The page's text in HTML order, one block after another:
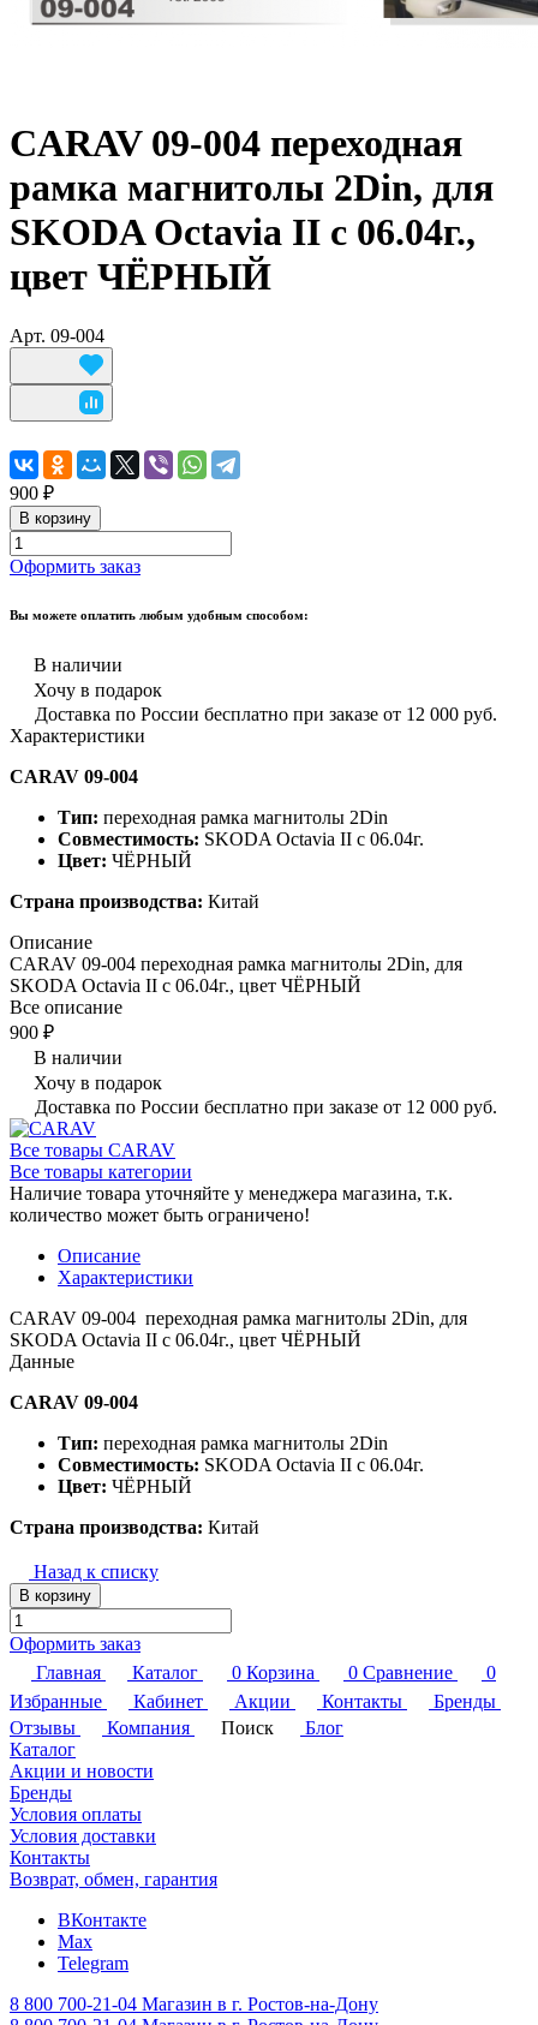
CARAV 09-004 переходная
рамка магнитолы 2Din, для
SKODA Octavia II c 06.04г.,
цвет ЧЁРНЫЙ
Арт. 09-004
900 ₽
В корзину
Оформить заказ
Вы можете оплатить любым удобным способом:
В наличии
Хочу в подарок
Доставка по России бесплатно при заказе от 12 000 руб.
Характеристики
CARAV 09-004
Тип: переходная рамка магнитолы 2Din
Совместимость: SKODA Octavia II с 06.04г.
Цвет: ЧЁРНЫЙ
Страна производства: Китай
Описание
CARAV 09-004 переходная рамка магнитолы 2Din, для
SKODA Octavia II c 06.04г., цвет ЧЁРНЫЙ
Все описание
900 ₽
В наличии
Хочу в подарок
Доставка по России бесплатно при заказе от 12 000 руб.
Все товары CARAV
Все товары категории
Наличие товара уточняйте у менеджера магазина, т.к.
количество может быть ограничено!
Описание
Характеристики
CARAV 09-004 переходная рамка магнитолы 2Din, для
SKODA Octavia II c 06.04г., цвет ЧЁРНЫЙ
Данные
CARAV 09-004
Тип: переходная рамка магнитолы 2Din
Совместимость: SKODA Octavia II с 06.04г.
Цвет: ЧЁРНЫЙ
Страна производства: Китай
Назад к списку
В корзину
Оформить заказ
Главная
Каталог 0 Корзина 0 Сравнение
0
Избранные
Кабинет Акции Контакты
Бренды
Отзывы
Компания Поиск
Блог
Каталог
Акции и новости
Бренды
Условия оплаты
Условия доставки
Контакты
Возврат, обмен, гарантия
ВКонтакте
Max
Telegram
8 800 700-21-04 Магазин в г. Ростов-на-Дону